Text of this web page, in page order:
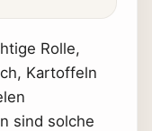
Rolle,
Kartoffeln
sind solche